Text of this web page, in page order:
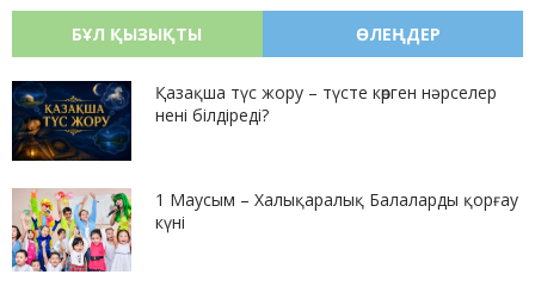
БҰЛ ҚЫЗЫҚТЫ ӨЛЕҢДЕР
Қазақша түс жору – түсте көрген нәрселер
нені білдіреді?
1 Маусым – Халықаралық Балаларды қорғау
күні